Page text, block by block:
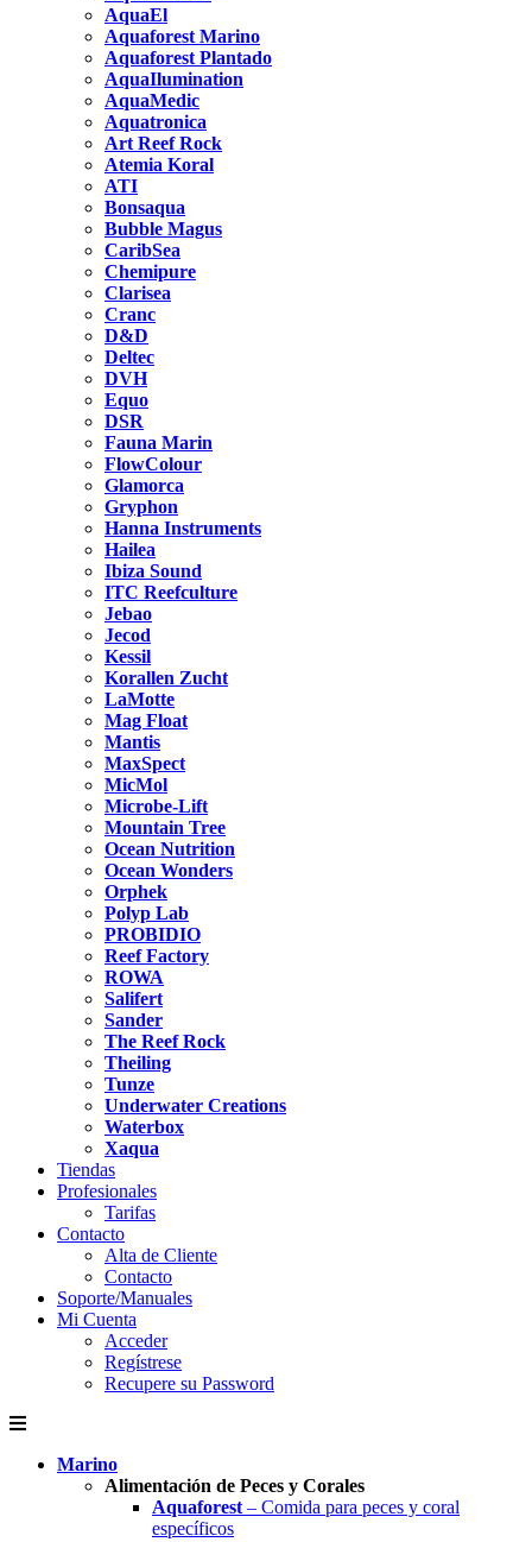
AquaEl
Aquaforest Marino
Aquaforest Plantado
AquaIlumination
AquaMedic
Aquatronica
Art Reef Rock
Atemia Koral
ATI
Bonsaqua
Bubble Magus
CaribSea
Chemipure
Clarisea
Cranc
D&D
Deltec
DVH
Equo
DSR
Fauna Marin
FlowColour
Glamorca
Gryphon
Hanna Instruments
Hailea
Ibiza Sound
ITC Reefculture
Jebao
Jecod
Kessil
Korallen Zucht
LaMotte
Mag Float
Mantis
MaxSpect
MicMol
Microbe-Lift
Mountain Tree
Ocean Nutrition
Ocean Wonders
Orphek
Polyp Lab
PROBIDIO
Reef Factory
ROWA
Salifert
Sander
The Reef Rock
Theiling
Tunze
Underwater Creations
Waterbox
Xaqua
Tiendas
Profesionales
Tarifas
Contacto
Alta de Cliente
Contacto
Soporte/Manuales
Mi Cuenta
Acceder
Regístrese
Recupere su Password
Marino
Alimentación de Peces y Corales
Aquaforest – Comida para peces y coral
específicos